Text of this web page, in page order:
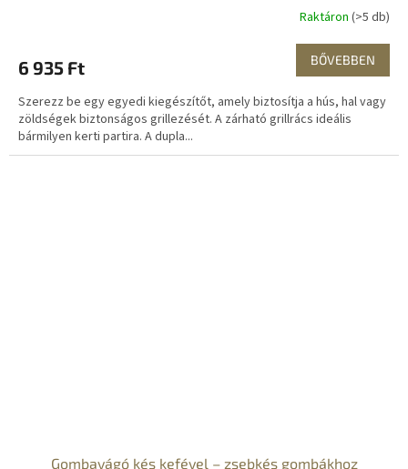
Raktáron (>5 db)
6 935 Ft BŐVEBBEN
Szerezz be egy egyedi kiegészítőt, amely biztosítja a hús, hal vagy
zöldségek biztonságos grillezését. A zárható grillrács ideális
bármilyen kerti partira. A dupla...
Gombavágó kés kefével – zsebkés gombákhoz